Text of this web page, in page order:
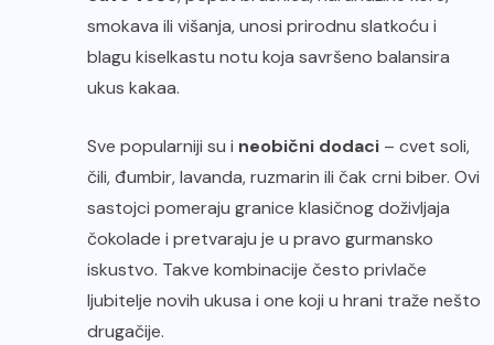
smokava ili višanja, unosi prirodnu slatkoću i
blagu kiselkastu notu koja savršeno balansira
ukus kakaa.
Sve popularniji su i neobični dodaci – cvet soli,
čili, đumbir, lavanda, ruzmarin ili čak crni biber. Ovi
sastojci pomeraju granice klasičnog doživljaja
čokolade i pretvaraju je u pravo gurmansko
iskustvo. Takve kombinacije često privlače
ljubitelje novih ukusa i one koji u hrani traže nešto
drugačije.